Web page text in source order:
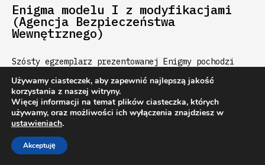
Enigma modelu I z modyfikacjami
(Agencja Bezpieczeństwa
Wewnętrznego)
Szósty egzemplarz prezentowanej Enigmy pochodzi
Używamy ciasteczek, aby zapewnić najlepszą jakość
korzystania z naszej witryny.
Więcej informacji na temat plików ciasteczka, których
używamy, oraz możliwości ich wyłączenia znajdziesz w
ustawieniach.
Akceptuję